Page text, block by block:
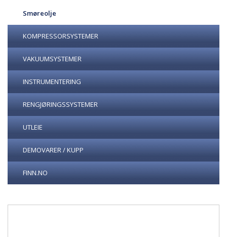
Smøreolje
KOMPRESSORSYSTEMER
VAKUUMSYSTEMER
INSTRUMENTERING
RENGJØRINGSSYSTEMER
UTLEIE
DEMOVARER / KUPP
FINN.NO